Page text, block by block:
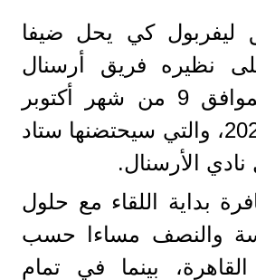
ليفربول كي يحل ضيفا
على نظيره فريق أرسنال
اليوم الأحد الموافق 9 من شهر أكتوبر
الجاري لعام 2022، والتي سيحتضنها ستاد
الأرسنال.
بداية اللقاء مع حلول
والنصف مساءا حسب
بينما في تمام